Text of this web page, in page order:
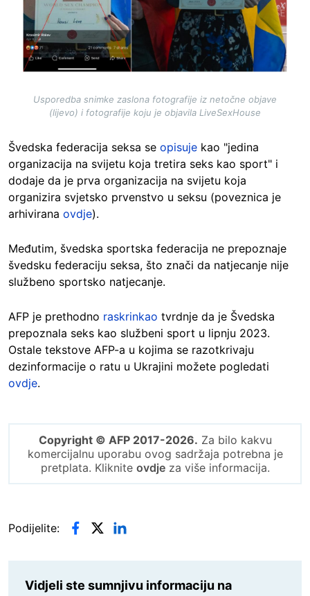
Usporedba snimke zaslona fotografije iz netočne objave
(lijevo) i fotografije koju je objavila LiveSexHouse
Švedska federacija seksa se opisuje kao "jedina
organizacija na svijetu koja tretira seks kao sport" i
dodaje da je prva organizacija na svijetu koja
organizira svjetsko prvenstvo u seksu (poveznica je
arhivirana ovdje).
Međutim, švedska sportska federacija ne prepoznaje
švedsku federaciju seksa, što znači da natjecanje nije
službeno sportsko natjecanje.
AFP je prethodno raskrinkao tvrdnje da je Švedska
prepoznala seks kao službeni sport u lipnju 2023.
Ostale tekstove AFP-a u kojima se razotkrivaju
dezinformacije o ratu u Ukrajini možete pogledati
ovdje.
Copyright © AFP 2017-2026. Za bilo kakvu
komercijalnu uporabu ovog sadržaja potrebna je
pretplata. Kliknite ovdjeza više informacija.
Podijelite:
Vidjeli ste sumnjivu informaciju na